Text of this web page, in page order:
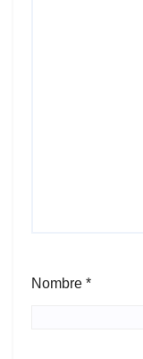
Nombre *